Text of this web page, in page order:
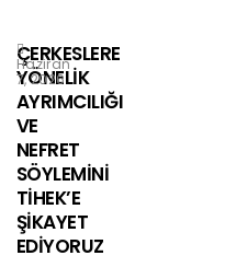
ÇERKESLERE
YÖNELİK
AYRIMCILIĞI
VE
NEFRET
SÖYLEMİNİ
TİHEK’E
ŞİKAYET
EDİYORUZ
Haziran
7, 2026